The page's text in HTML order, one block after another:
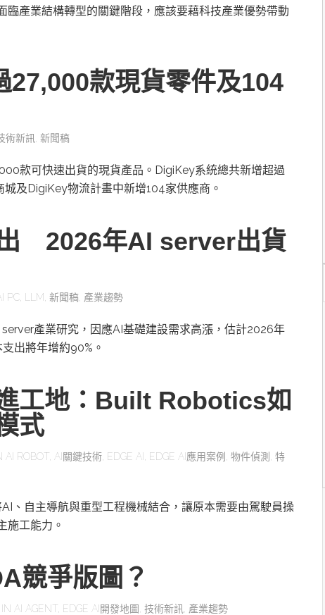
臨產業結構轉型的關鍵階段，應該要藉科技產業優勢帶動
款現貨零件及104
術新訊 新聞稿
款可快速出貨的現貨產品。DigiKey系統總共新增超過
及DigiKey物流計畫中新增104家供應商。
2026年AI server出貨
PC LLM 新聞稿 產業趨勢
產業研究，因應AI基礎建設需求高漲，估計2026年
出將年增約90%。
工地：Built Robotics如
式
AI ROBOT AI關鍵技術 EDGE AI EDGE AI應用案例 物件偵測
特
、自主導航與重型工程機械結合，讓原本需要由駕駛員操
施工能力。
競爭版圖？
IN AI AGENT EDGE AI開發地圖 技術新訊 產業趨勢